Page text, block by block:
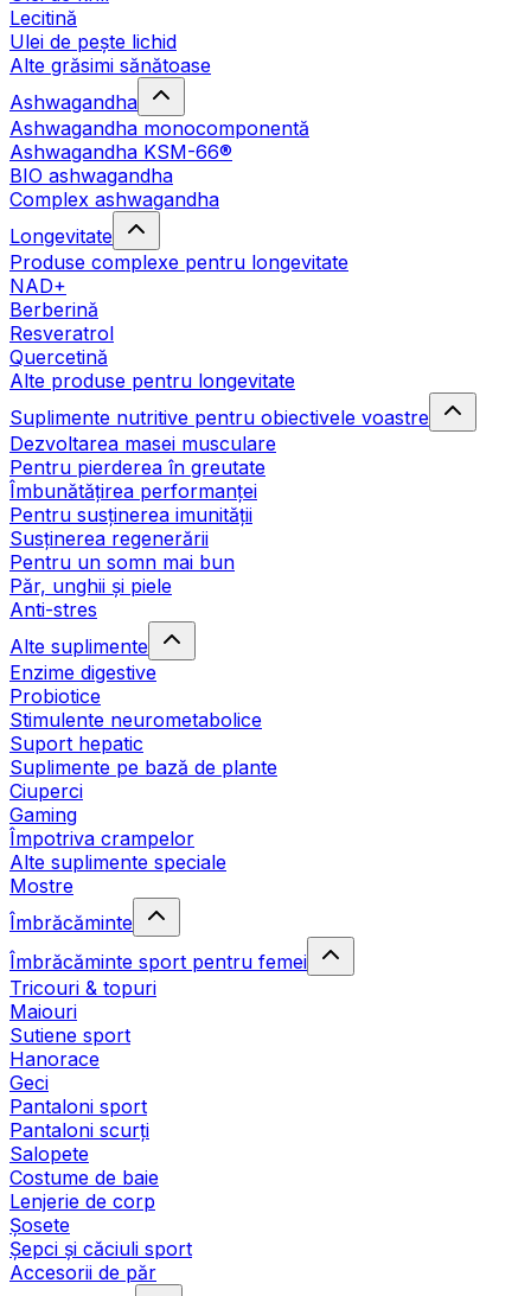
Lecitină
Ulei de pește lichid
Alte grăsimi sănătoase
Ashwagandha
Ashwagandha monocomponentă
Ashwagandha KSM-66®
BIO ashwagandha
Complex ashwagandha
Longevitate
Produse complexe pentru longevitate
NAD+
Berberină
Resveratrol
Quercetină
Alte produse pentru longevitate
Suplimente nutritive pentru obiectivele voastre
Dezvoltarea masei musculare
Pentru pierderea în greutate
Îmbunătățirea performanței
Pentru susținerea imunității
Susținerea regenerării
Pentru un somn mai bun
Păr, unghii și piele
Anti-stres
Alte suplimente
Enzime digestive
Probiotice
Stimulente neurometabolice
Suport hepatic
Suplimente pe bază de plante
Ciuperci
Gaming
Împotriva crampelor
Alte suplimente speciale
Mostre
Îmbrăcăminte
Îmbrăcăminte sport pentru femei
Tricouri & topuri
Maiouri
Sutiene sport
Hanorace
Geci
Pantaloni sport
Pantaloni scurți
Salopete
Costume de baie
Lenjerie de corp
Șosete
Șepci și căciuli sport
Accesorii de păr